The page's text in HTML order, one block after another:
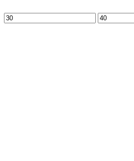
Min.
Preis
Max.
Preis